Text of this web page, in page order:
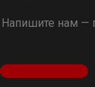
Напишите нам —
Оставить заявку